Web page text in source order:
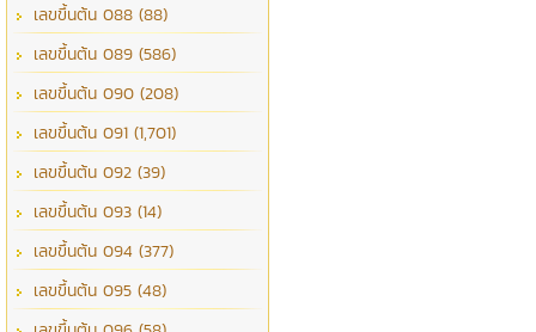
เลขขึ้นต้น 088 (88)
เลขขึ้นต้น 089 (586)
เลขขึ้นต้น 090 (208)
เลขขึ้นต้น 091 (1,701)
เลขขึ้นต้น 092 (39)
เลขขึ้นต้น 093 (14)
เลขขึ้นต้น 094 (377)
เลขขึ้นต้น 095 (48)